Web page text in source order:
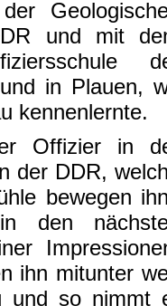
und mit
in Plauen,
kennenlernte.
Offizier in
der DDR,
bewegen
den
ihn mitunter
und so nimmt